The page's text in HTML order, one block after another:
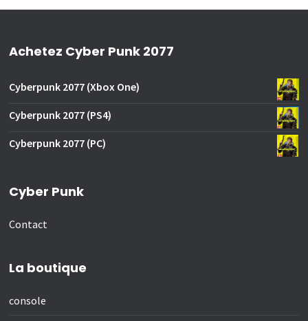
Achetez Cyber Punk 2077
Cyberpunk 2077 (Xbox One)
Cyberpunk 2077 (PS4)
Cyberpunk 2077 (PC)
Cyber Punk
Contact
La boutique
console